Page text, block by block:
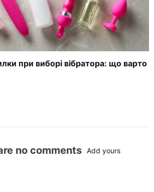
при виборі вібратора: що варто
no comments Add yours